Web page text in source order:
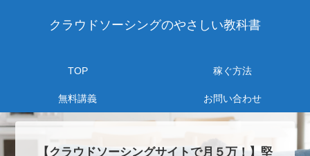
クラウドソーシングのやさしい教科書
TOP 稼ぐ方法
無料講義 お問い合わせ
【クラウドソーシングサイトで月５万！】堅